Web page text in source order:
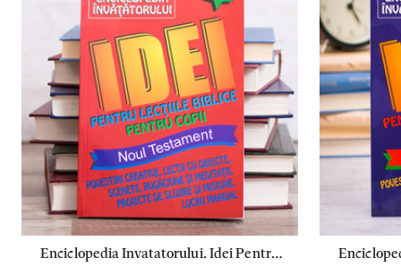
Enciclopedia Invatatorului. Idei Pentru